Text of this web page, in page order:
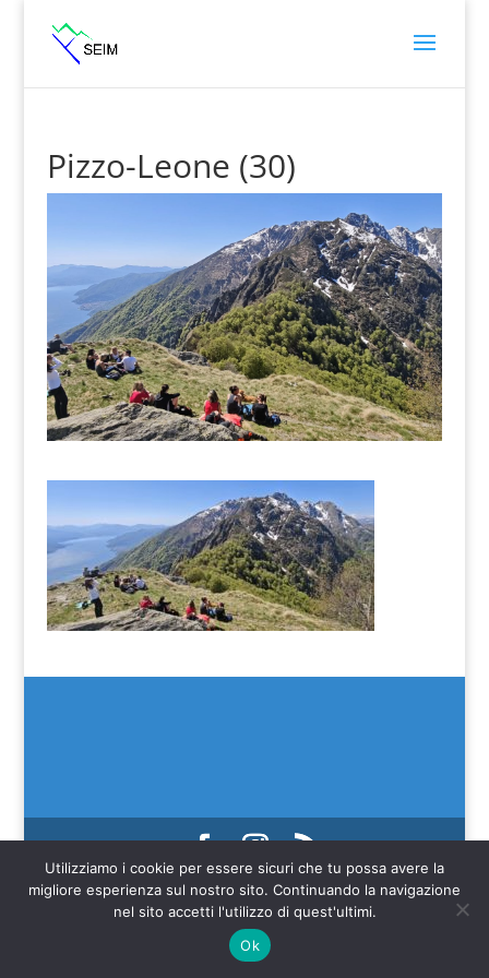
Pizzo-Leone (30)
(C) SEIM 2022
Web credits Make IT Better SAGL
Utilizziamo i cookie per essere sicuri che tu possa avere la
migliore esperienza sul nostro sito. Continuando la navigazione
nel sito accetti l'utilizzo di quest'ultimi.
Ok